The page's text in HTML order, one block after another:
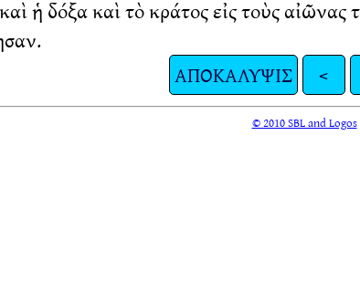
ἡ δόξα καὶ τὸ κράτος εἰς τοὺς
ΑΠΟΚΑΛΥΨΙΣ
<
© 2010 SBL and Logos